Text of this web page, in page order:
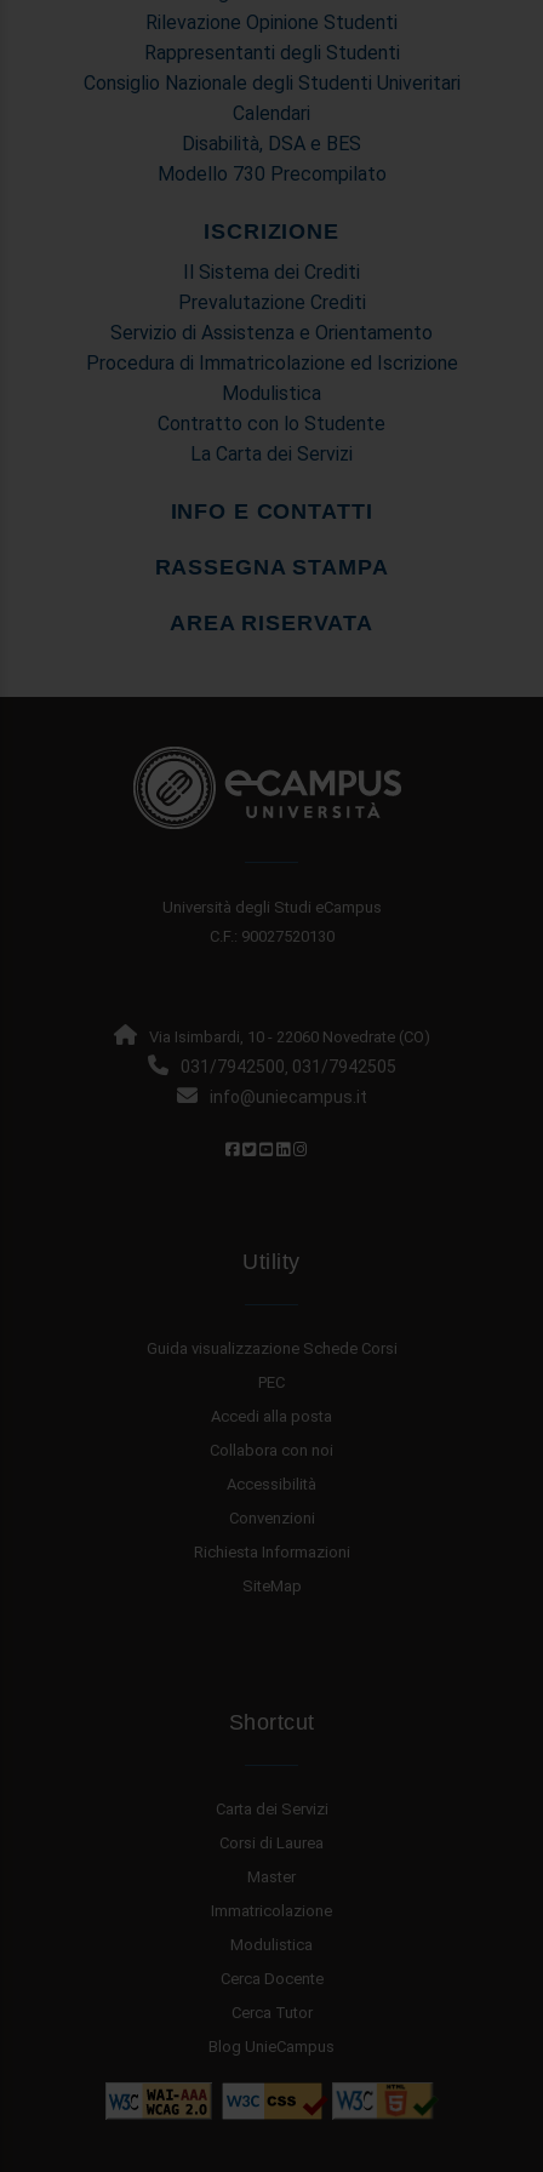
Rilevazione Opinione Studenti
Rappresentanti degli Studenti
Consiglio Nazionale degli Studenti Univeritari
Calendari
Disabilità, DSA e BES
Modello 730 Precompilato
ISCRIZIONE
Il Sistema dei Crediti
Prevalutazione Crediti
Servizio di Assistenza e Orientamento
Procedura di Immatricolazione ed Iscrizione
Modulistica
Contratto con lo Studente
La Carta dei Servizi
INFO E CONTATTI
RASSEGNA STAMPA
AREA RISERVATA
Università degli Studi eCampus
C.F.: 90027520130
Via Isimbardi, 10 - 22060 Novedrate (CO)
031/7942500, 031/7942505
info@uniecampus.it
Utility
Guida visualizzazione Schede Corsi
PEC
Accedi alla posta
Collabora con noi
Accessibilità
Convenzioni
Richiesta Informazioni
SiteMap
Shortcut
Carta dei Servizi
Corsi di Laurea
Master
Immatricolazione
Modulistica
Cerca Docente
Cerca Tutor
Blog UnieCampus